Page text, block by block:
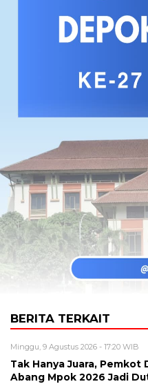
BERITA TERKAIT
Minggu, 9 Agustus 2026 - 17:20 WIB
Tak Hanya Juara, Pemkot
Abang Mpok 2026 Jadi